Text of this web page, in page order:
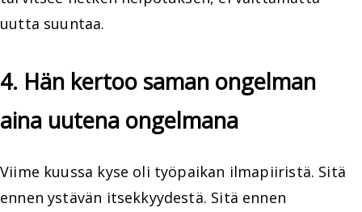
uutta suuntaa.
4. Hän kertoo saman ongelman
aina uutena ongelmana
Viime kuussa kyse oli työpaikan ilmapiiristä. Sitä
ennen ystävän itsekkyydestä. Sitä ennen